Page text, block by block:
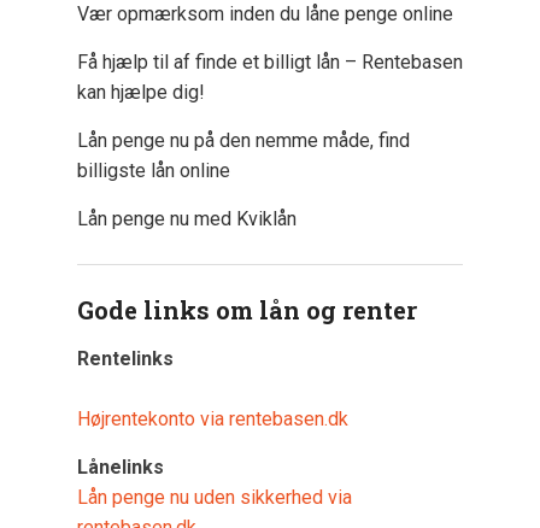
Vær opmærksom inden du låne penge online
Få hjælp til af finde et billigt lån – Rentebasen
kan hjælpe dig!
Lån penge nu på den nemme måde, find
billigste lån online
Lån penge nu med Kviklån
Gode links om lån og renter
Rentelinks
Højrentekonto via rentebasen.dk
Lånelinks
Lån penge nu uden sikkerhed via